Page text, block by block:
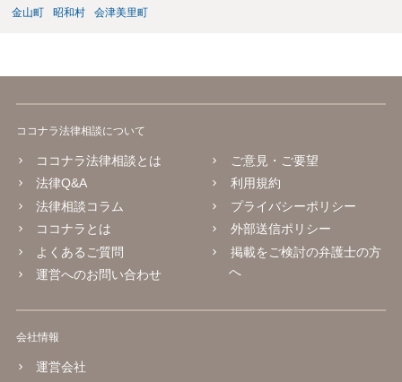
金山町
昭和村 会津美里町
ココナラ法律相談について
ココナラ法律相談とは
法律Q&A
法律相談コラム
ココナラとは
よくあるご質問
運営へのお問い合わせ
ご意見・ご要望
利用規約
プライバシーポリシー
外部送信ポリシー
掲載をご検討の弁護士の方
へ
会社情報
運営会社